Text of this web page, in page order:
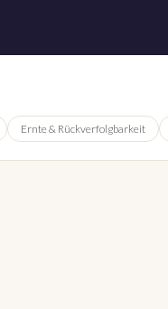
Ernte & Rückverfolgbarkeit